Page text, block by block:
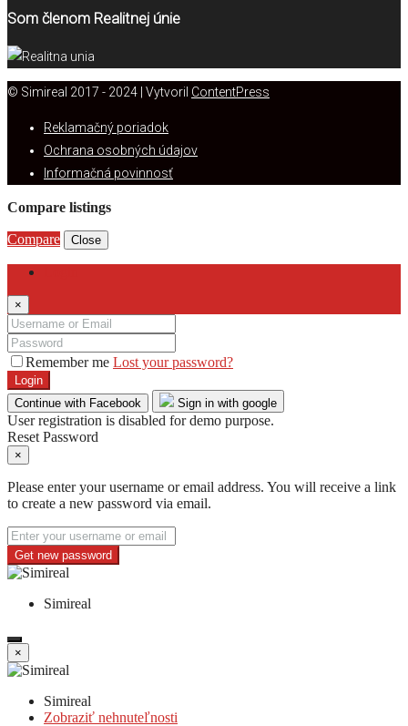
Som členom Realitnej únie
© Simireal 2017 - 2024 | Vytvoril ContentPress
Reklamačný poriadok
Ochrana osobných údajov
Informačná povinnosť
Compare listings
Compare Close
×
Remember me Lost your password?
Login
Continue with Facebook
Sign in with google
User registration is disabled for demo purpose.
Reset Password
×
Please enter your username or email address. You will receive a link
to create a new password via email.
Get new password
Simireal
×
Simireal
Zobraziť nehnuteľnosti